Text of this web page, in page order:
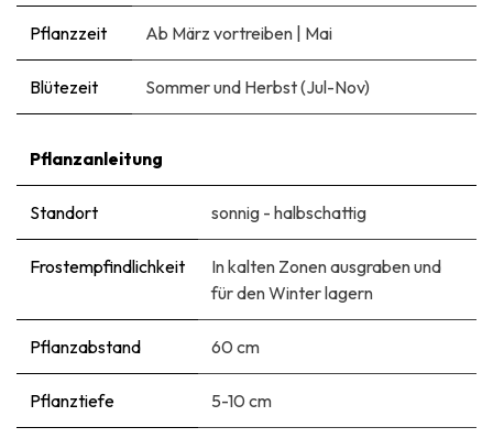
Pflanzzeit Ab März vortreiben | Mai
Blütezeit Sommer und Herbst (Jul-Nov)
Pflanzanleitung
Standort sonnig - halbschattig
Frostempfindlichkeit
In kalten Zonen ausgraben und
für den Winter lagern
Pflanzabstand 60 cm
Pflanztiefe 5-10 cm